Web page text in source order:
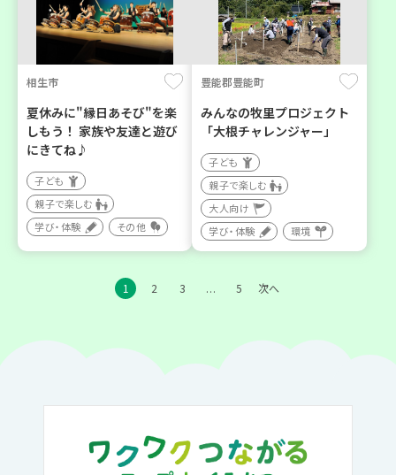
相生市
夏休みに"縁日あそび"を楽
しもう！ 家族や友達と遊び
にきてね♪
子ども
親子で楽しむ
学び・体験
その他
豊能郡豊能町
みんなの牧里プロジェクト
「大根チャレンジャー」
子ども
親子で楽しむ
大人向け
学び・体験
環境
1 2 3 … 5 次へ